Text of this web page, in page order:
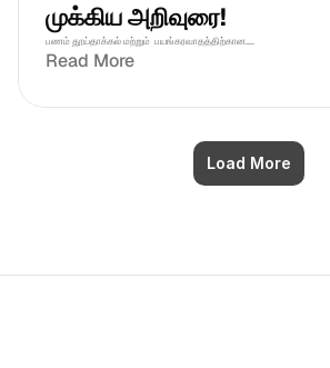
முக்கிய அறிவுரை!
பணம் தூய்தாக்கல் மற்றும்  பயங்கரவாதத்திற்கான....
Read More
Load More